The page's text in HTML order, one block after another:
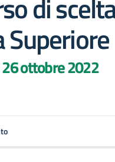
di
Superiore
ottobre 2022